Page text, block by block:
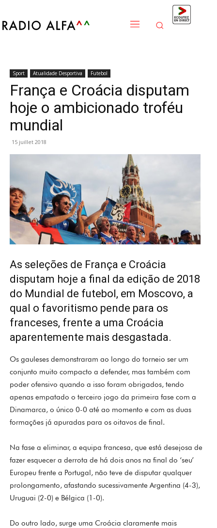
Sport Atualidade Desportiva Futebol
França e Croácia disputam
hoje o ambicionado troféu
mundial
15 juillet 2018
As seleções de França e Croácia
disputam hoje a final da edição de 2018
do Mundial de futebol, em Moscovo, a
qual o favoritismo pende para os
franceses, frente a uma Croácia
aparentemente mais desgastada.
Os gauleses demonstraram ao longo do torneio ser um
conjunto muito compacto a defender, mas também com
poder ofensivo quando a isso foram obrigados, tendo
apenas empatado o terceiro jogo da primeira fase com a
Dinamarca, o único 0-0 até ao momento e com as duas
formações já apuradas para os oitavos de final.
Na fase a eliminar, a equipa francesa, que está desejosa de
fazer esquecer a derrota de há dois anos na final do ‘seu’
Europeu frente a Portugal, não teve de disputar qualquer
prolongamento, afastando sucessivamente Argentina (4-3),
Uruguai (2-0) e Bélgica (1-0).
Do outro lado, surge uma Croácia claramente mais